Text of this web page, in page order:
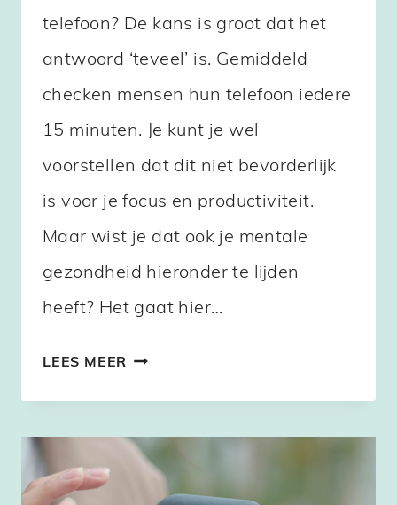
telefoon? De kans is groot dat het
antwoord ‘teveel’ is. Gemiddeld
checken mensen hun telefoon iedere
15 minuten. Je kunt je wel
voorstellen dat dit niet bevorderlijk
is voor je focus en productiviteit.
Maar wist je dat ook je mentale
gezondheid hieronder te lijden
heeft? Het gaat hier…
LEES MEER 5
JE
TIJDENS